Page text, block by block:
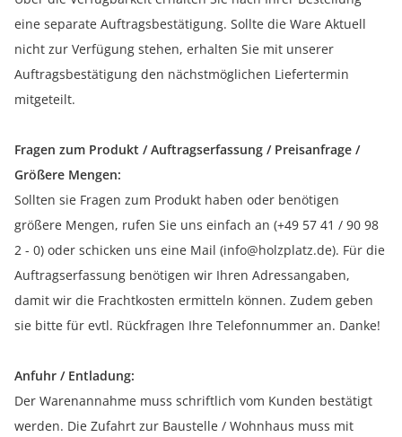
eine separate Auftragsbestätigung. Sollte die Ware Aktuell
nicht zur Verfügung stehen, erhalten Sie mit unserer
Auftragsbestätigung den nächstmöglichen Liefertermin
mitgeteilt.
Fragen zum Produkt / Auftragserfassung / Preisanfrage /
Größere Mengen:
Sollten sie Fragen zum Produkt haben oder benötigen
größere Mengen, rufen Sie uns einfach an (+49 57 41 / 90 98
2 - 0) oder schicken uns eine Mail (info@holzplatz.de). Für die
Auftragserfassung benötigen wir Ihren Adressangaben,
damit wir die Frachtkosten ermitteln können. Zudem geben
sie bitte für evtl. Rückfragen Ihre Telefonnummer an. Danke!
Anfuhr / Entladung:
Der Warenannahme muss schriftlich vom Kunden bestätigt
werden. Die Zufahrt zur Baustelle / Wohnhaus muss mit